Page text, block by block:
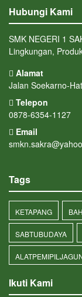
Hubungi Kami
SMK NEGERI 1
Lingkungan,
Alamat
Jalan Soekarno-
Telepon
0878-6354-1127
Email
Tags
KETAPANG
SABTUBUDAYA
Ikuti Kami